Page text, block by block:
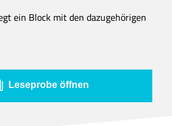
ein Block mit den dazugehörigen
Leseprobe öffnen